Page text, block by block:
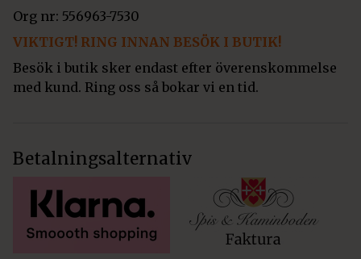
Org nr: 556963-7530
VIKTIGT! RING INNAN BESÖK I BUTIK!
Besök i butik sker endast efter överenskommelse
med kund. Ring oss så bokar vi en tid.
Betalningsalternativ